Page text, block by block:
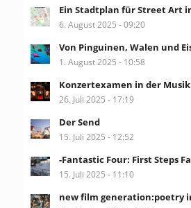
Ein Stadtplan für Street Art
6. August 2025 - 09:20
Von Pinguinen, Walen und
1. August 2025 - 10:58
Konzertexamen in der
26. Juli 2025 - 17:19
Der Send
15. Juli 2025 - 12:52
-Fantastic Four: First Steps
15. Juli 2025 - 11:10
new film generation:poetry